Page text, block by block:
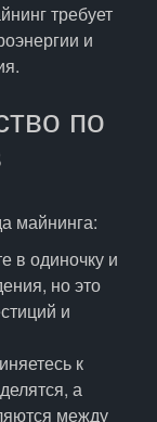
требует
и
по
майнинга:
в одиночку и
но это
и
к
а
между